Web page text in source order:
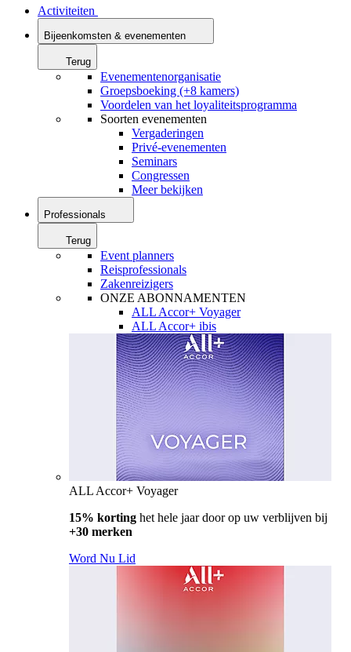
Activiteiten
Bijeenkomsten & evenementen
Terug
Evenementenorganisatie
Groepsboeking (+8 kamers)
Voordelen van het loyaliteitsprogramma
Soorten evenementen
Vergaderingen
Privé-evenementen
Seminars
Congressen
Meer bekijken
Professionals
Terug
Event planners
Reisprofessionals
Zakenreizigers
ONZE ABONNAMENTEN
ALL Accor+ Voyager
ALL Accor+ ibis
ALL Accor+ Voyager
15% korting het hele jaar door op uw verblijven bij
+30 merken
Word Nu Lid